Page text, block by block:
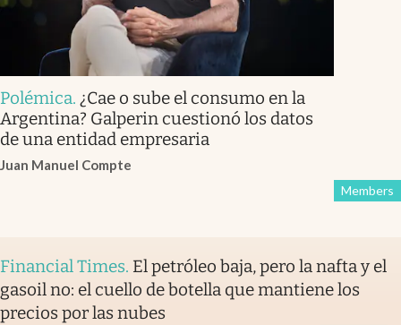
Polémica. ¿Cae o sube el consumo en la
Argentina? Galperin cuestionó los datos
de una entidad empresaria
Juan Manuel Compte
Members
Financial Times. El petróleo baja, pero la nafta y el
gasoil no: el cuello de botella que mantiene los
precios por las nubes